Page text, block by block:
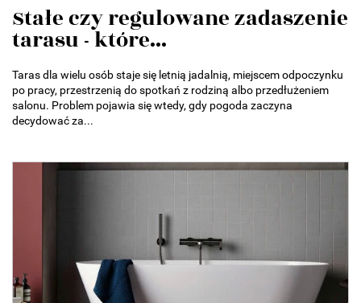
Stałe czy regulowane zadaszenie
tarasu - które...
Taras dla wielu osób staje się letnią jadalnią, miejscem odpoczynku
po pracy, przestrzenią do spotkań z rodziną albo przedłużeniem
salonu. Problem pojawia się wtedy, gdy pogoda zaczyna
decydować za...